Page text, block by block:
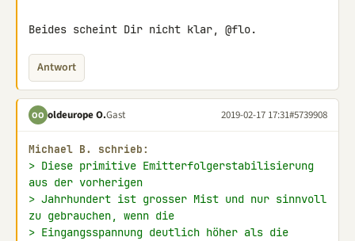
Beides scheint Dir nicht klar, @flo.
Antwort
OO oldeurope O.Gast 2019-02-17 17:31#5739908
Michael B. schrieb:
> Diese primitive Emitterfolgerstabilisierung
aus der vorherigen
> Jahrhundert ist grosser Mist und nur sinnvoll
zu gebrauchen, wenn die
> Eingangsspannung deutlich höher als die